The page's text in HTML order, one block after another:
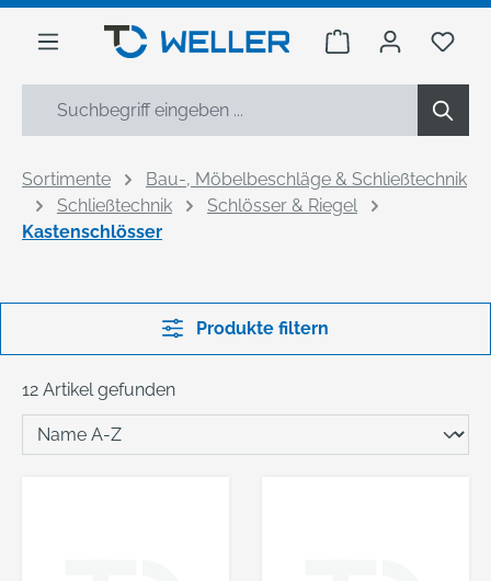
springen
Warenkorb Du
Sortimente
Bau-, Möbelbeschläge & Schließtechnik
Schließtechnik
Schlösser & Riegel
Kastenschlösser
Produkte filtern
12 Artikel gefunden